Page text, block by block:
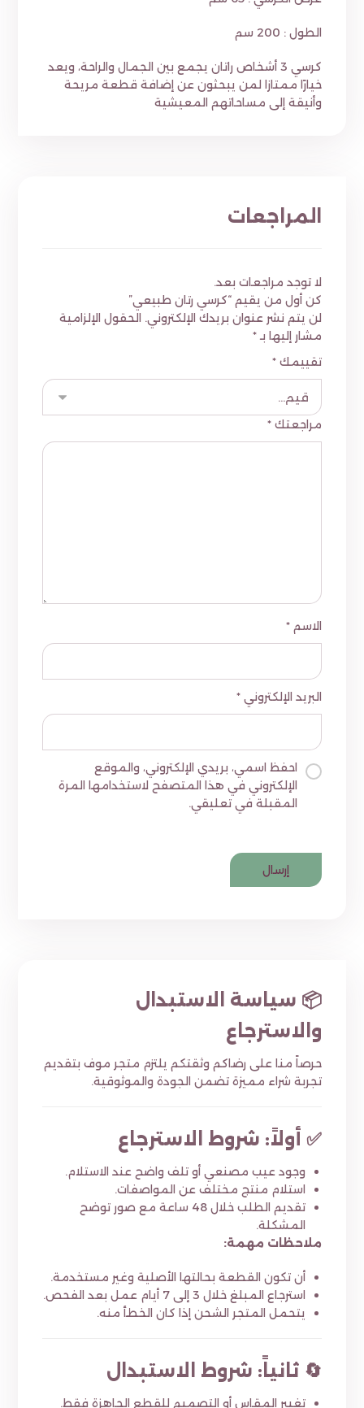
الطول : 200 سم
كرسي 3 أشخاص راتان يجمع بين الجمال والراحة، ويعد
خيارًا ممتازا لمن يبحثون عن إضافة قطعة مريحة
وأنيقة إلى مساحاتهم المعيشية
المراجعات
لا توجد مراجعات بعد.
كن أول من يقيم “كرسي رتان طبيعي”
لن يتم نشر عنوان بريدك الإلكتروني. الحقول الإلزامية
مشار إليها بـ*
تقييمك*
مراجعتك*
الاسم*
البريد الإلكتروني*
احفظ اسمي، بريدي الإلكتروني، والموقع
الإلكتروني في هذا المتصفح لاستخدامها المرة
المقبلة في تعليقي.
📦 سياسة الاستبدال
والاسترجاع
حرصاً منا على رضاكم وثقتكم يلتزم متجر موف بتقديم
تجربة شراء مميزة تضمن الجودة والموثوقية.
✅ أولاً: شروط الاسترجاع
وجود عيب مصنعي أو تلف واضح عند الاستلام.
استلام منتج مختلف عن المواصفات.
تقديم الطلب خلال 48 ساعة مع صور توضح
المشكلة.
ملاحظات مهمة:
أن تكون القطعة بحالتها الأصلية وغير مستخدمة.
استرجاع المبلغ خلال 3 إلى 7 أيام عمل بعد الفحص.
يتحمل المتجر الشحن إذا كان الخطأ منه.
🔄 ثانياً: شروط الاستبدال
تغيير المقاس أو التصميم للقطع الجاهزة فقط.